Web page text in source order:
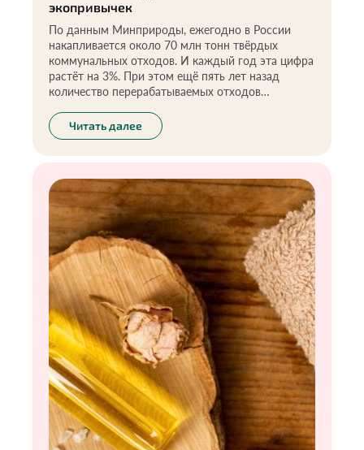
экопривычек
По данным Минприроды, ежегодно в России
накапливается около 70 млн тонн твёрдых
коммунальных отходов. И каждый год эта цифра
растёт на 3%. При этом ещё пять лет назад
количество перерабатываемых отходов
захоранивалось. Сегодня доля переработки
выросла до 13%, а доля сортируемых отходов —
до 53%. И это очень радует. Значит всё больше
бережно относятся к окружающей среде. Я
всегда говорю: «Всё в наших руках». А цена
такого подхода действительно высока — это
здоровье каждого из нас, здоровье нашей
планеты.
Читать далее